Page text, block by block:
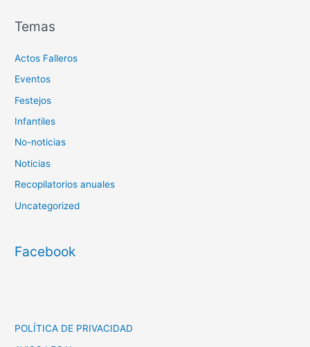
Temas
Actos Falleros
Eventos
Festejos
Infantiles
No-noticias
Noticias
Recopilatorios anuales
Uncategorized
Facebook
POLÍTICA DE PRIVACIDAD